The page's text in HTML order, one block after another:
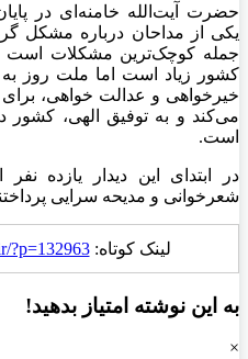
حضرت آیت‌الله خامنه‌ای در
یکی از مداحان درباره مشکل
جمله کوچک‌ترین مشکلات است
کشور زیاد است
اما ملت روز
خیرخواهی و عدالت خواهی، برای
می‌کند و به توفیق الهی،
است.
در ابتدای این دیدار یازده
شعرخوانی و مدیحه سرایی
لینک کوتاه:?p=132963
به این نوشته امتیاز بدهید!
×